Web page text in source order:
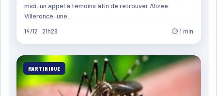
midi, un appel à témoins afin de retrouver Alizée
Villeronce, une…
14/12 · 21h29 ⏱ 1 min
MARTINIQUE